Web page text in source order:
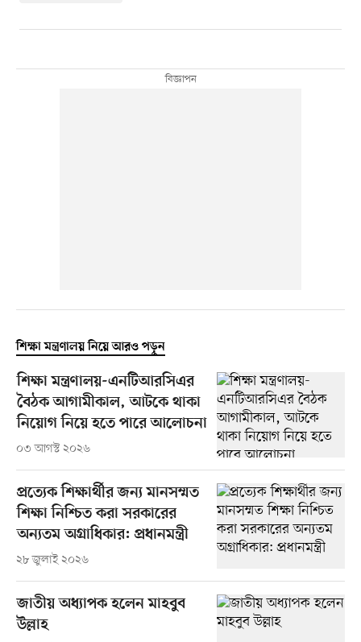
শিক্ষা মন্ত্রণালয় নিয়ে আরও পড়ুন
শিক্ষা মন্ত্রণালয়-এনটিআরসিএর
বৈঠক আগামীকাল, আটকে থাকা
নিয়োগ নিয়ে হতে পারে আলোচনা
০৩ আগস্ট ২০২৬
প্রত্যেক শিক্ষার্থীর জন্য মানসম্মত
শিক্ষা নিশ্চিত করা সরকারের
অন্যতম অগ্রাধিকার: প্রধানমন্ত্রী
২৮ জুলাই ২০২৬
জাতীয় অধ্যাপক হলেন মাহবুব
উল্লাহ